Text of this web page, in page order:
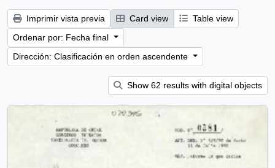
Imprimir vista previa Card view
Table view
Ordenar por: Fecha final
Dirección: Clasificación en orden ascendente
Show 62 results with digital objects